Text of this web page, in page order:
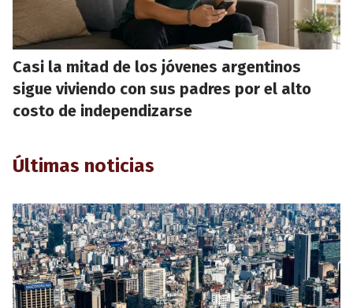
Casi la mitad de los jóvenes argentinos
sigue viviendo con sus padres por el alto
costo de independizarse
Últimas noticias